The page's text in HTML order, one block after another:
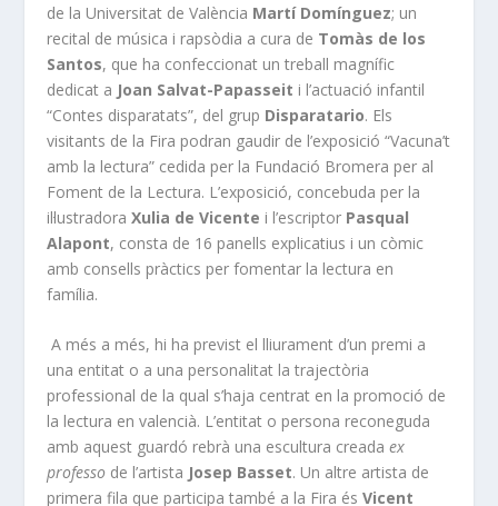
de la Universitat de València Martí Domínguez; un
recital de música i rapsòdia a cura de Tomàs de los
Santos, que ha confeccionat un treball magnífic
dedicat a Joan Salvat-Papasseit i l’actuació infantil
“Contes disparatats”, del grup Disparatario. Els
visitants de la Fira podran gaudir de l’exposició “Vacuna’t
amb la lectura” cedida per la Fundació Bromera per al
Foment de la Lectura. L’exposició, concebuda per la
il·lustradoraXulia de Vicente i l’escriptor Pasqual
Alapont, consta de 16 panells explicatius i un còmic
amb consells pràctics per fomentar la lectura en
família.
A més a més, hi ha previst el lliurament d’un premi a
una entitat o a una personalitat la trajectòria
professional de la qual s’haja centrat en la promoció de
la lectura en valencià. L’entitat o persona reconeguda
amb aquest guardó rebrà una escultura creada ex
professo de l’artista Josep Basset. Un altre artista de
primera fila que participa també a la Fira ésVicent